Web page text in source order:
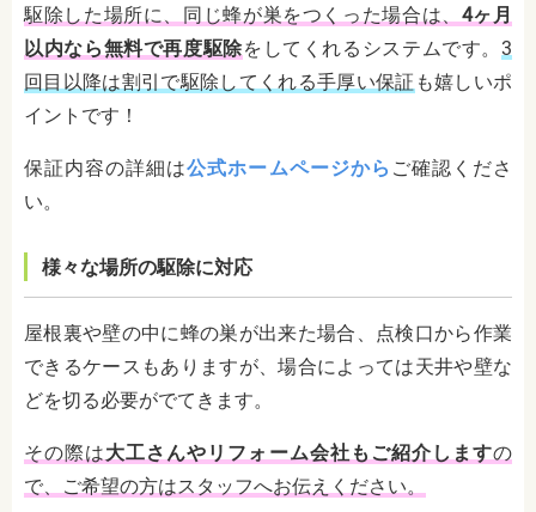
駆除した場所に、同じ蜂が巣をつくった場合は、 4ヶ月
以内なら無料で再度駆除をしてくれるシステムです。 3
回目以降は割引で駆除してくれる手厚い保証 も嬉しいポ
イントです！
保証内容の詳細は公式ホームページから ご確認くださ
い。
様々な場所の駆除に対応
屋根裏や壁の中に蜂の巣が出来た場合、点検口から作業
できるケースもありますが、場合によっては天井や壁な
どを切る必要がでてきます。
その際は大工さんやリフォーム会社もご紹介しますの
で、ご希望の方はスタッフへお伝えください。